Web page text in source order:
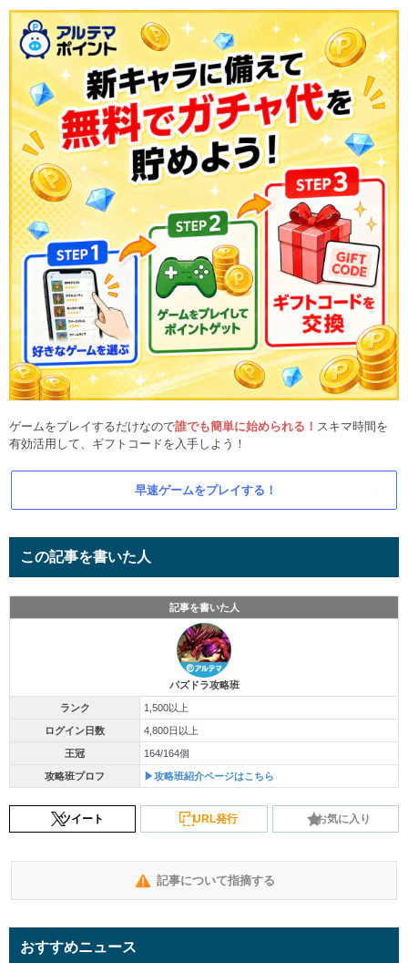
ゲームをプレイするだけなので誰でも簡単に始められる！ スキマ時間を
有効活用して、ギフトコードを入手しよう！
早速ゲームをプレイする！
この記事を書いた人
記事を書いた人
パズドラ攻略班
ランク 1,500以上
ログイン日数 4,800日以上
王冠 164/164個
攻略班プロフ ▶攻略班紹介ページはこちら
ツイート URL発行 お気に入り
記事について指摘する
おすすめニュース